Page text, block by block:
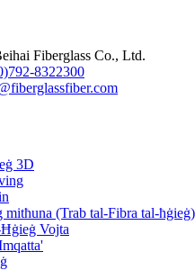
Fiberglass Co., Ltd.
8322300
3D
mitħuna (Trab tal-Fibra tal-ħġieġ)
Vojta